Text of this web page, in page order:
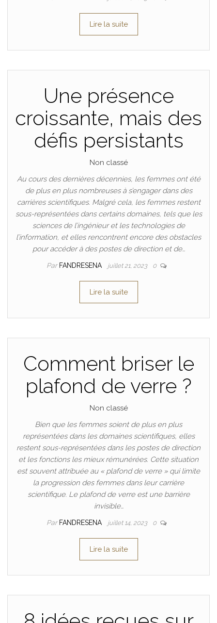
Lire la suite
Une présence
croissante, mais des
défis persistants
Non classé
Au cours des dernières décennies, les femmes ont été
de plus en plus nombreuses à s’engager dans des
carrières scientifiques. Malgré cela, les femmes restent
sous-représentées dans certains domaines, tels que les
sciences de l’ingénieur et les technologies de
l’information, et elles rencontrent encore des obstacles
pour accéder à des postes de direction et de…
Par FANDRESENA juillet 21, 2023 0
Lire la suite
Comment briser le
plafond de verre ?
Non classé
Bien que les femmes soient de plus en plus
représentées dans les domaines scientifiques, elles
restent sous-représentées dans les postes de direction
et les fonctions les mieux rémunérées. Cette situation
est souvent attribuée au « plafond de verre » qui limite
la progression des femmes dans leur carrière
scientifique. Le plafond de verre est une barrière
invisible…
Par FANDRESENA juillet 14, 2023 0
Lire la suite